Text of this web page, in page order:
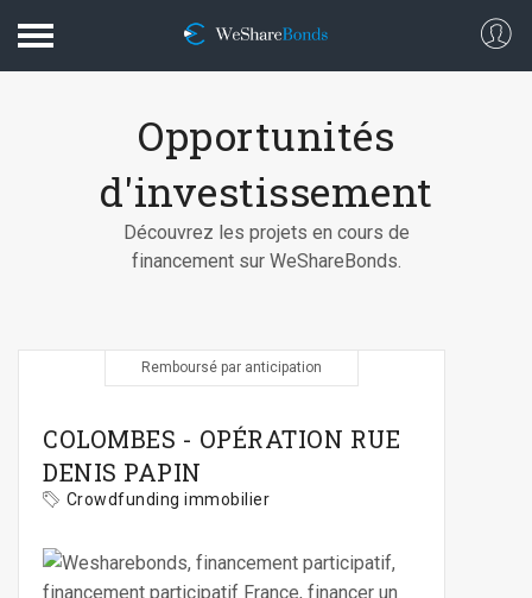
Vous êtes
En savoir plus
Blog
Opportunités
d'investissement
Découvrez les projets en cours de
financement sur WeShareBonds.
Remboursé par anticipation
COLOMBES - OPÉRATION RUE
DENIS PAPIN
Crowdfunding immobilier